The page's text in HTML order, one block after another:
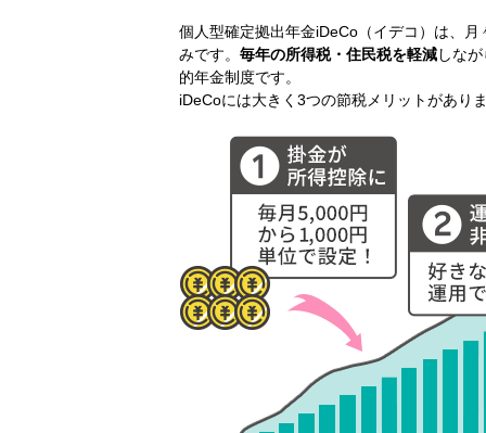
個人型確定拠出年金iDeCo（イデコ）は、
みです。 毎年の所得税・住民税を軽減しな
的年金制度です。
iDeCoには大きく3つの節税メリットがあり